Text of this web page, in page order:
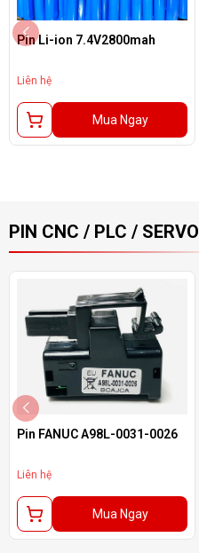
Pin Li-ion 7.4V2800mah
Liên hệ
Mua Ngay
PIN CNC / PLC / SERVO
Pin FANUC A98L-0031-0026
Liên hệ
Mua Ngay